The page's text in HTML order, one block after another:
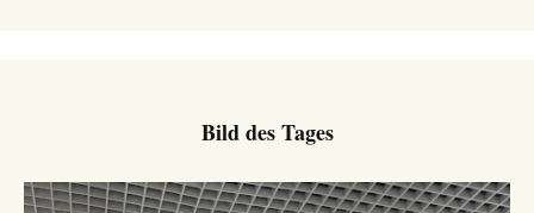
Bild des Tages